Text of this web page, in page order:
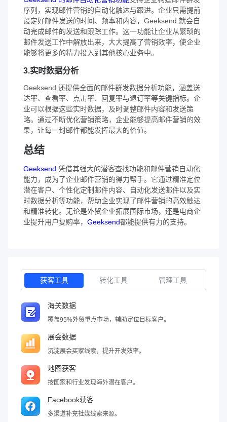
序列，实现邮件营销的自动化触达与跟进。企业只需提前
设定好邮件发送的时间、频率和内容，Geeksend 就会自
动完成邮件的发送和跟踪工作。这一功能让企业从繁琐的
邮件发送工作中解放出来，大大提高了营销效率，使企业
能够将更多的精力投入到其他核心业务中。
3.实时数据分析
Geeksend 还提供全面的邮件群发数据分析功能，涵盖送
达率、查看率、点击率、回复率与退订率等关键指标。企
业可以根据这些实时数据，及时调整邮件内容和发送策
略。通过不断优化营销策略，企业能够提高邮件营销的效
果，让每一封邮件都能发挥最大的价值。
总结
Geeksend 凭借其强大的潜客查找功能和邮件营销自动化
能力，成为了企业邮件营销的得力帮手。它通过精准定位
潜在客户、个性化定制邮件内容、自动化发送邮件以及实
时数据分析等功能，帮助企业实现了邮件营销的高效触达
和精准转化。无论是外贸企业拓展国际市场，还是电商企
业提升用户复购率， Geeksend都能提供有力的支持。
获客工具 转化工具 管理工具
海关数据
覆盖95%外贸重点市场，辅助定位目标客户。
展会数据
沉淀展会买家线索，提升开发效率。
地图获客
按国家和行业发现海外潜在客户。
Facebook获客
多渠道补充社媒线索来源。